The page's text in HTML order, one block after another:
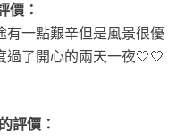
價：
有一點艱辛但是風景很優
了開心的兩天一夜🤍🤍
評價：